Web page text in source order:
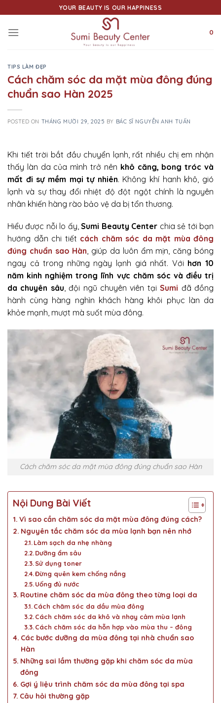
to
content
YOUR BEAUTY IS OUR HAPPINESS
0
TIPS LÀM ĐẸP
Cách chăm sóc da mặt mùa đông đúng
chuẩn sao Hàn 2025
POSTED ON THÁNG MƯỜI 29, 2025 BY BÁC SĨ NGUYỄN ANH TUẤN
Khi tiết trời bắt đầu chuyển lạnh, rất nhiều chị em nhận
thấy làn da của mình trở nên khô căng, bong tróc và
mất đi sự mềm mại tự nhiên. Không khí hanh khô, gió
lạnh và sự thay đổi nhiệt độ đột ngột chính là nguyên
nhân khiến hàng rào bảo vệ da bị tổn thương.
Hiểu được nỗi lo ấy,Sumi Beauty Center chia sẻ tới bạn
hướng dẫn chi tiết cách chăm sóc da mặt mùa đông
đúng chuẩn sao Hàn, giúp da luôn ẩm mịn, căng bóng
ngay cả trong những ngày lạnh giá nhất. Với hơn 10
năm kinh nghiệm trong lĩnh vực chăm sóc và điều trị
da chuyên sâu, đội ngũ chuyên viên tạiSumi đã đồng
hành cùng hàng nghìn khách hàng khôi phục làn da
khỏe mạnh, mượt mà suốt mùa đông.
Cách chăm sóc da mặt mùa đông đúng chuẩn sao Hàn
Nội Dung Bài Viết
Vì sao cần chăm sóc da mặt mùa đông đúng cách?
Nguyên tắc chăm sóc da mùa lạnh bạn nên nhớ
Làm sạch da nhẹ nhàng
Dưỡng ẩm sâu
Sử dụng toner
Đừng quên kem chống nắng
Uống đủ nước
Routine chăm sóc da mùa đông theo từng loại da
Cách chăm sóc da dầu mùa đông
Cách chăm sóc da khô và nhạy cảm mùa lạnh
Cách chăm sóc da hỗn hợp vào mùa thu – đông
Các bước dưỡng da mùa đông tại nhà chuẩn sao
Hàn
Những sai lầm thường gặp khi chăm sóc da mùa
đông
Gợi ý liệu trình chăm sóc da mùa đông tại spa
Câu hỏi thường gặp